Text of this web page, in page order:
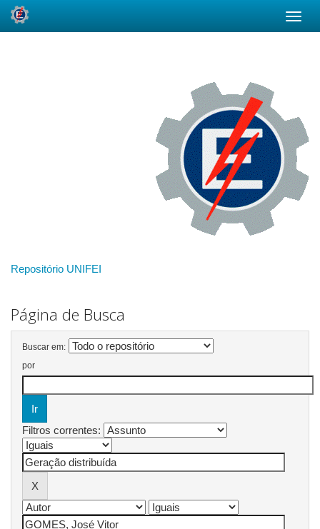
Repositório UNIFEI
Página de Busca
Buscar em:
por
Filtros correntes: